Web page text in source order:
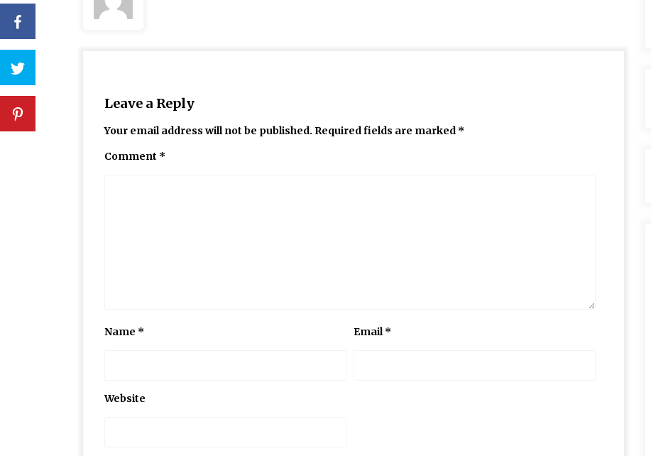
Leave a Reply
Your email address will not be published. Required fields are marked *
Comment *
Name * Email*
Website